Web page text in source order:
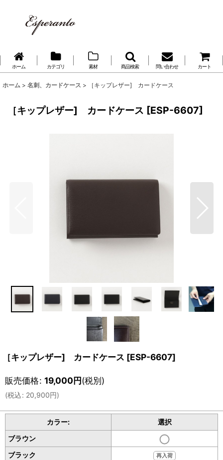
ホーム カテゴリ 素材 商品検索 問い合わせ カート
ホーム > 名刺、カードケース > ［キップレザー] カードケース
［キップレザー] カードケース [ESP-6607]
［キップレザー] カードケース [ESP-6607]
販売価格: 19,000円(税別)
(税込: 20,900円)
カラー:
選択
ブラウン
ブラック
再入荷